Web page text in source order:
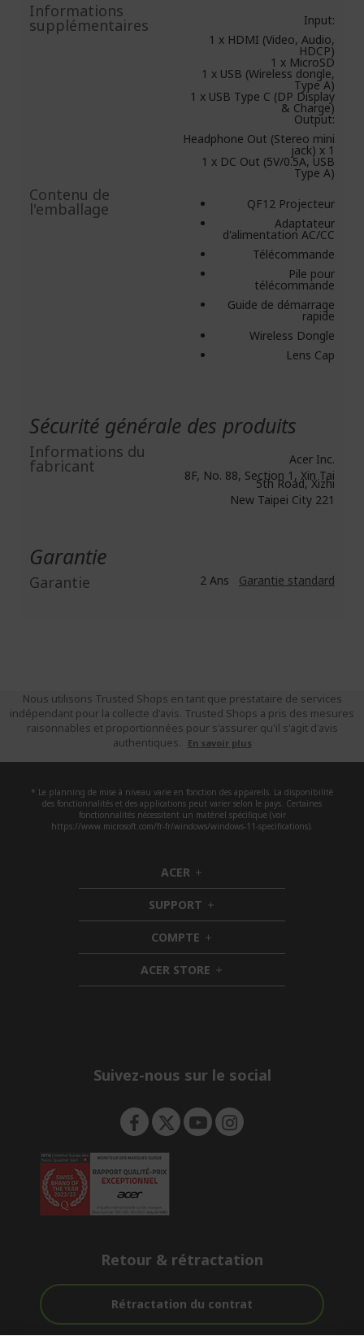
Informations
supplémentaires
Input:
1 x HDMI (Video, Audio,
HDCP)
1 x MicroSD
1 x USB (Wireless dongle,
Type A)
1 x USB Type C (DP Display
& Charge)
Output:
Headphone Out (Stereo mini
jack) x 1
1 x DC Out (5V/0.5A, USB
Type A)
Contenu de
l'emballage
QF12 Projecteur
Adaptateur
d'alimentation AC/CC
Télécommande
Pile pour
télécommande
Guide de démarrage
rapide
Wireless Dongle
Lens Cap
Sécurité générale des produits
Informations du
fabricant
Acer Inc.
8F, No. 88, Section 1, Xin Tai
5th Road, Xizhi
New Taipei City 221
Garantie
Garantie 2 Ans Garantie standard
Nous utilisons Trusted Shops en tant que prestataire de services
indépendant pour la collecte d'avis. Trusted Shops a pris des mesures
raisonnables et proportionnées pour s'assurer qu'il s'agit d'avis
authentiques.
En savoir plus
* Le planning de mise à niveau varie en fonction des appareils. La disponibilité
des fonctionnalités et des applications peut varier selon le pays. Certaines
fonctionnalités nécessitent un matériel spécifique (voir
https://www.microsoft.com/fr-fr/windows/windows-11-specifications).
ACER h
i
d
d
e
n
SUPPORT h
i
d
d
e
n
COMPTE h
i
d
d
ACER STORE h
i
Suivez-nous sur le social
Retour & rétractation
Rétractation du contrat